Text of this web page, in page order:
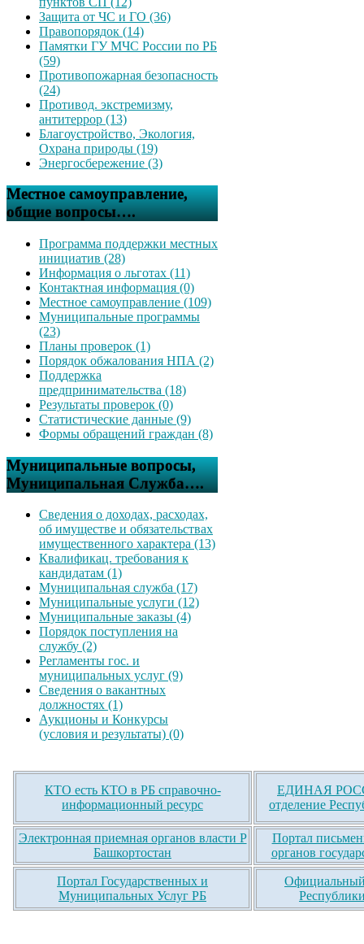
Защита от ЧС и ГО (36)
Правопорядок (14)
Памятки ГУ МЧС России по РБ
(59)
Противопожарная безопасность
(24)
Противод. экстремизму,
антитеррор (13)
Благоустройство, Экология,
Охрана природы (19)
Энергосбережение (3)
Местное самоуправление,
общие вопросы….
Программа поддержки местных
инициатив (28)
Информация о льготах (11)
Контактная информация (0)
Местное самоуправление (109)
Муниципальные программы
(23)
Планы проверок (1)
Порядок обжалования НПА (2)
Поддержка
предпринимательства (18)
Результаты проверок (0)
Статистические данные (9)
Формы обращений граждан (8)
Муниципальные вопросы,
Муниципальная Служба….
Сведения о доходах, расходах,
об имуществе и обязательствах
имущественного характера (13)
Квалификац. требования к
кандидатам (1)
Муниципальная служба (17)
Муниципальные услуги (12)
Муниципальные заказы (4)
Порядок поступления на
службу (2)
Регламенты гос. и
муниципальных услуг (9)
Сведения о вакантных
должностях (1)
Аукционы и Конкурсы
(условия и результаты) (0)
КТО есть КТО в РБ справочно-
информационный ресурс
ЕДИНАЯ
отделение
Электронная приемная органов власти Р
Башкортостан
Портал
органов
Портал Государственных и
Муниципальных Услуг РБ
Официальный